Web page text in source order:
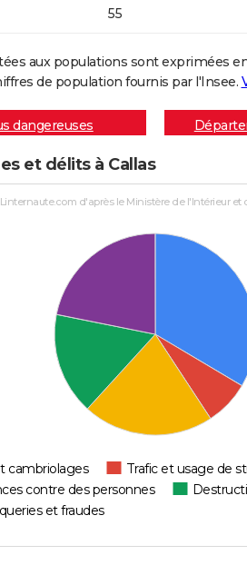
55
aux populations sont exprimées
de population fournis par l'Insee.
dangereuses
et délits à Callas
d'après le Ministère de l'Intérieur et
cambriolages
Trafic et usage de
contre des personnes
et fraudes